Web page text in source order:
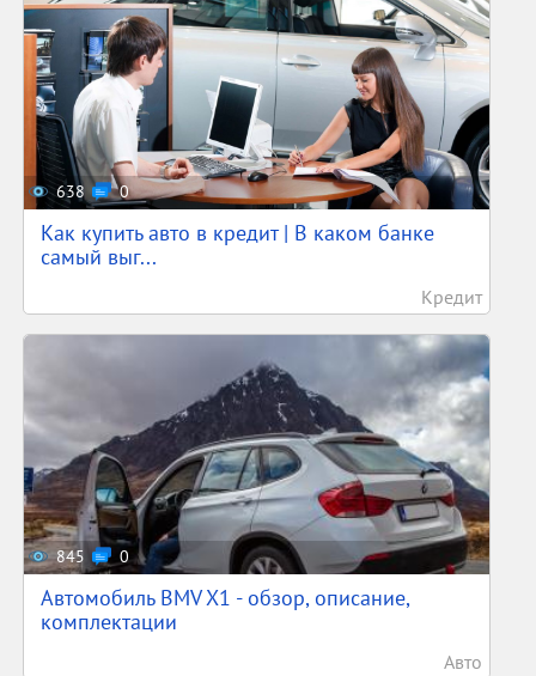
638 0
Как купить авто в кредит | В каком банке
самый выг...
Кредит
845 0
Автомобиль BMV X1 - обзор, описание,
комплектации
Авто